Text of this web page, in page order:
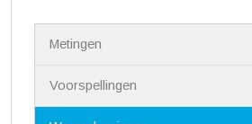
Metingen
Voorspellingen